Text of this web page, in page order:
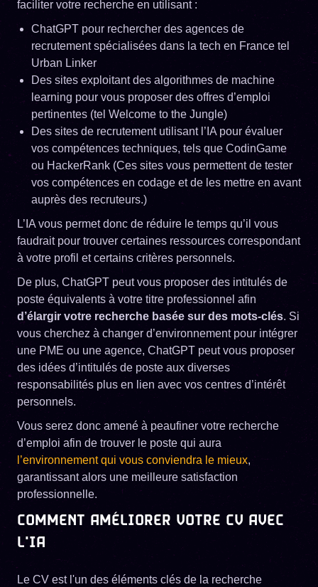
faciliter votre recherche en utilisant :
ChatGPT pour rechercher des agences de
recrutement spécialisées dans la tech en France tel
Urban Linker
Des sites exploitant des algorithmes de machine
learning pour vous proposer des offres d’emploi
pertinentes (tel Welcome to the Jungle)
Des sites de recrutement utilisant l’IA pour évaluer
vos compétences techniques, tels que CodinGame
ou HackerRank (Ces sites vous permettent de tester
vos compétences en codage et de les mettre en avant
auprès des recruteurs.)
L’IA vous permet donc de réduire le temps qu’il vous
faudrait pour trouver certaines ressources correspondant
à votre profil et certains critères personnels.
De plus, ChatGPT peut vous proposer des intitulés de
poste équivalents à votre titre professionnel afin
d’élargir votre recherche basée sur des mots-clés. Si
vous cherchez à changer d’environnement pour intégrer
une PME ou une agence, ChatGPT peut vous proposer
des idées d’intitulés de poste aux diverses
responsabilités plus en lien avec vos centres d’intérêt
personnels.
Vous serez donc amené à peaufiner votre recherche
d’emploi afin de trouver le poste qui aura
l’environnement qui vous conviendra le mieux,
garantissant alors une meilleure satisfaction
professionnelle.
COMMENT AMÉLIORER VOTRE CV AVEC
L'IA
Le CV est l'un des éléments clés de la recherche